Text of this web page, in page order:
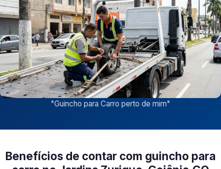
"Guincho para Carro perto de mim"
Benefícios de contar com guincho para